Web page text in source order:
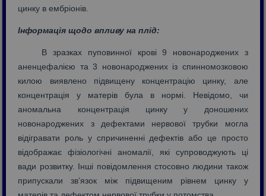
цинку в ембріонів.
Інформація щодо впливу на плід:
В зразках пуповинної крові 9 новонароджених з
аненцефалією та 3 новонароджених із спинномозковою
килою виявлено підвищену концентрацію цинку, але
концентрація у матерів була в нормі. Невідомо, чи
аномальна концентрація цинку у доношених
новонароджених з дефектами нервової трубки могла
відігравати роль у спричиненні дефектів або це просто
відображає фізіологічні аномалії, які супроводжують ці
вади розвитку. Інші повідомлення стосовно людини також
припускали зв’язок між підвищеним рівнем цинку у